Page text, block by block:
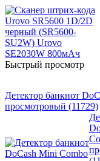
Быстрый просмотр
Детектор банкнот
просмотровый (11729)